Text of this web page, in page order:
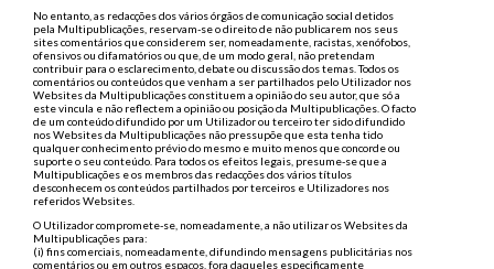
No entanto, as redacções dos vários órgãos de comunicação social detidos
pela Multipublicações, reservam-se o direito de não publicarem nos seus
sites comentários que considerem ser, nomeadamente, racistas, xenófobos,
ofensivos ou difamatórios ou que, de um modo geral, não pretendam
contribuir para o esclarecimento, debate ou discussão dos temas. Todos os
comentários ou conteúdos que venham a ser partilhados pelo Utilizador nos
Websites da Multipublicações constituem a opinião do seu autor, que só a
este vincula e não reflectem a opinião ou posição da Multipublicações. O facto
de um conteúdo difundido por um Utilizador ou terceiro ter sido difundido
nos Websites da Multipublicações não pressupõe que esta tenha tido
qualquer conhecimento prévio do mesmo e muito menos que concorde ou
suporte o seu conteúdo. Para todos os efeitos legais, presume-se que a
Multipublicações e os membros das redacções dos vários títulos
desconhecem os conteúdos partilhados por terceiros e Utilizadores nos
referidos Websites.
O Utilizador compromete-se, nomeadamente, a não utilizar os Websites da
Multipublicações para:
(i) fins comerciais, nomeadamente, difundindo mensagens publicitárias nos
comentários ou em outros espaços, fora daqueles especificamente